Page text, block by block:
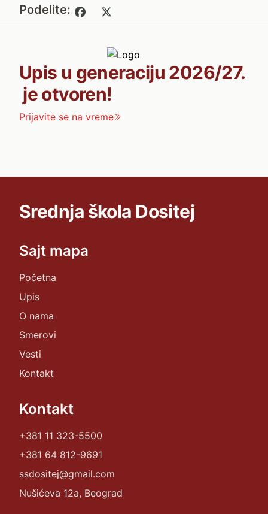
Podelite:
Upis u generaciju 2026/27.
je otvoren!
Prijavite se na vreme
Srednja škola Dositej
Sajt mapa
Početna
Upis
O nama
Smerovi
Vesti
Kontakt
Kontakt
+381 11 323-5500
+381 64 812-9691
ssdositej@gmail.com
Nušićeva 12a, Beograd